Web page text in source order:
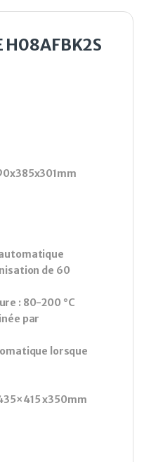
H08AFBK2S
de 60
: 80-200 °C
par
lorsque
x350mm